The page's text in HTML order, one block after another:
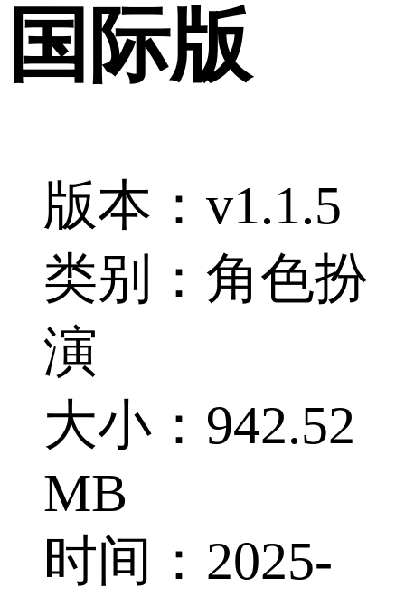
国际版
版本：v1.1.5
类别：角色扮
演
大小：942.52
MB
时间：2025-